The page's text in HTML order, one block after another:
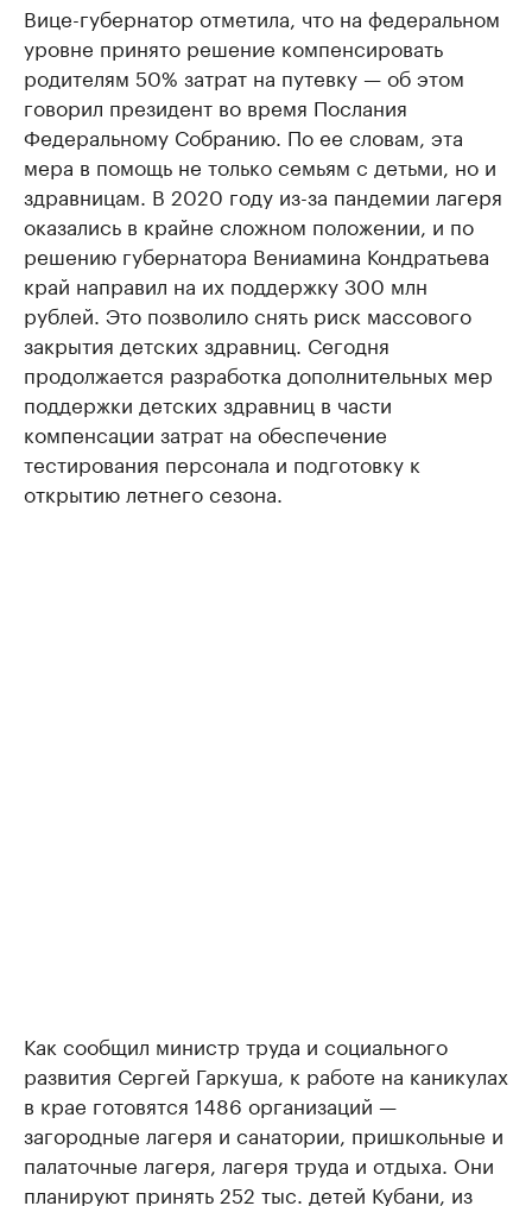
Вице-губернатор отметила, что на федеральном
уровне принято решение компенсировать
родителям 50% затрат на путевку — об этом
говорил президент во время Послания
Федеральному Собранию. По ее словам, эта
мера в помощь не только семьям с детьми, но и
здравницам. В 2020 году из-за пандемии лагеря
оказались в крайне сложном положении, и по
решению губернатора Вениамина Кондратьева
край направил на их поддержку 300 млн
рублей. Это позволило снять риск массового
закрытия детских здравниц. Сегодня
продолжается разработка дополнительных мер
поддержки детских здравниц в части
компенсации затрат на обеспечение
тестирования персонала и подготовку к
открытию летнего сезона.
Как сообщил министр труда и социального
развития Сергей Гаркуша, к работе на каникулах
в крае готовятся 1486 организаций —
загородные лагеря и санатории, пришкольные и
палаточные лагеря, лагеря труда и отдыха. Они
планируют принять 252 тыс. детей Кубани, из